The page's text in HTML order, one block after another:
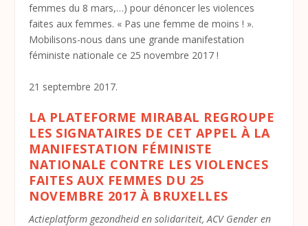
femmes du 8 mars,…) pour dénoncer les violences
faites aux femmes. « Pas une femme de moins ! ».
Mobilisons-nous dans une grande manifestation
féministe nationale ce 25 novembre 2017 !
21 septembre 2017.
LA PLATEFORME MIRABAL REGROUPE
LES SIGNATAIRES DE CET APPEL À LA
MANIFESTATION FÉMINISTE
NATIONALE CONTRE LES VIOLENCES
FAITES AUX FEMMES DU 25
NOVEMBRE 2017 À BRUXELLES
Actieplatform gezondheid en solidariteit, ACV Gender en